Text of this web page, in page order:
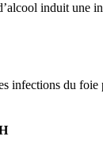
induit une
du foie